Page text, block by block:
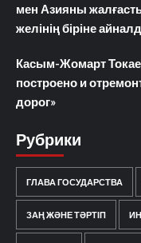
мен Азияны
желінің біріне
Касым-Жомарт
построено и
дорог»
Рубрики
ГЛАВА ГОСУДАРСТВА
ЗАҢ ЖӘНЕ ТӘРТІП